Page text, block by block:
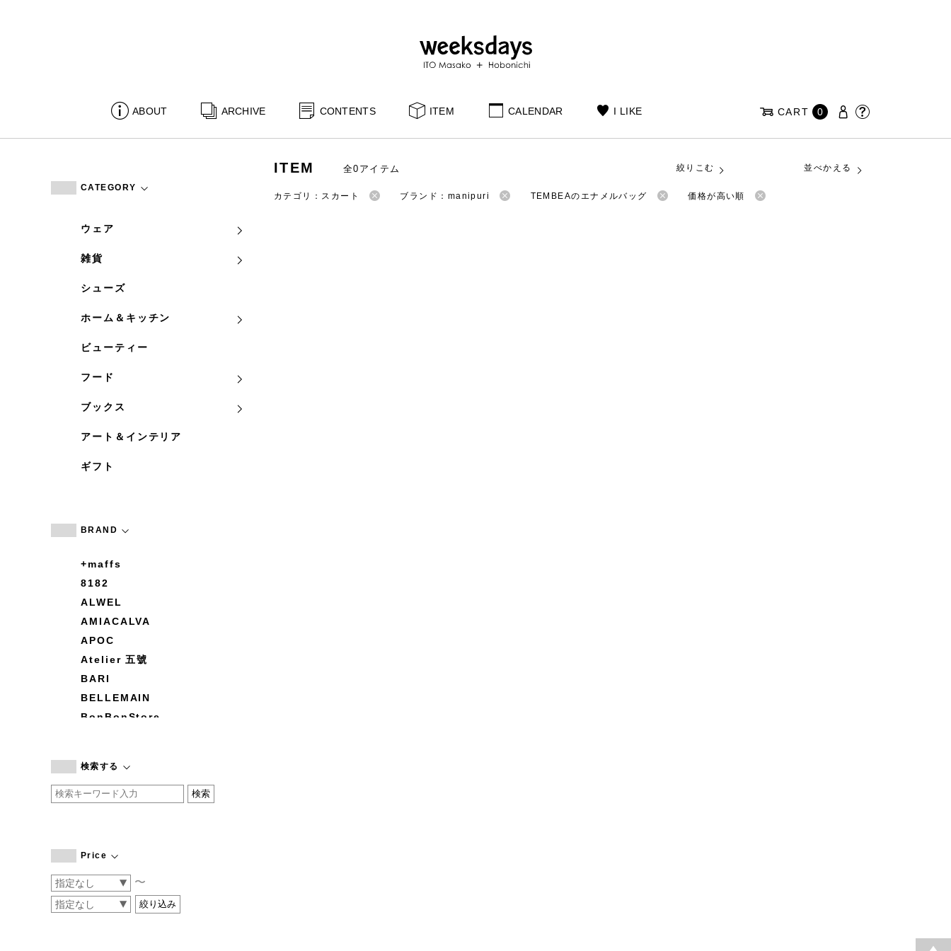
ABOUT ARCHIVE CONTENTS ITEM CALENDAR I LIKE CART 0
CATEGORY
ウェア
雑貨
シューズ
ホーム＆キッチン
ビューティー
フード
ブックス
アート＆インテリア
ギフト
BRAND
+maffs
8182
ALWEL
AMIACALVA
APOC
Atelier 五號
BARI
BELLEMAIN
BonBonStore
by basics
CATWORTH
COGTHEBIGSMOKE
CONVERSE
DEAN & DELUCA
検索する
Price
〜
ITEM 全0アイテム 絞りこむ 並べかえる
カテゴリ：スカート ブランド：manipuri TEMBEAのエナメルバッグ 価格が高い順